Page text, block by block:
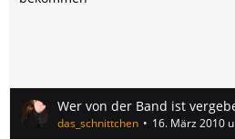
Wer von der Band ist
das_schnittchen 16. März 2010